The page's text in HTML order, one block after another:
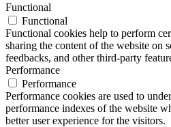
Functional
Functional
Functional cookies help to perform
sharing the content of the website on
feedbacks, and other third-party
Performance
Performance
Performance cookies are used to
performance indexes of the website
better user experience for the visitors.